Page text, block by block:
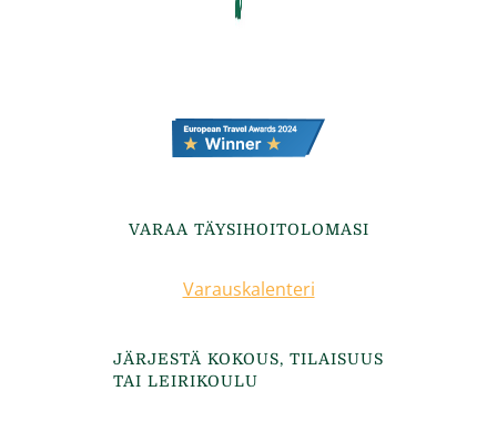
VARAA TÄYSIHOITOLOMASI
Varauskalenteri
JÄRJESTÄ KOKOUS, TILAISUUS
TAI LEIRIKOULU